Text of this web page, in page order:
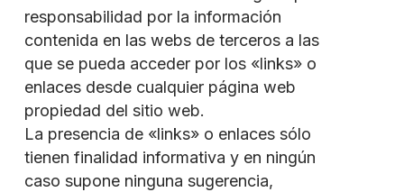
responsabilidad por la información
contenida en las webs de terceros a las
que se pueda acceder por los «links» o
enlaces desde cualquier página web
propiedad del sitio web.
La presencia de «links» o enlaces sólo
tienen finalidad informativa y en ningún
caso supone ninguna sugerencia,